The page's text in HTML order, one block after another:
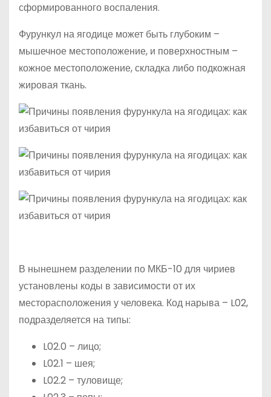
сформированного воспаления.
Фурункул на ягодице может быть глубоким –
мышечное местоположение, и поверхностным –
кожное местоположение, складка либо подкожная
жировая ткань.
В нынешнем разделении по МКБ-10 для чириев
установлены коды в зависимости от их
месторасположения у человека. Код нарыва – L02,
подразделяется на типы:
L02.0 – лицо;
L02.1 – шея;
L02.2 – туловище;